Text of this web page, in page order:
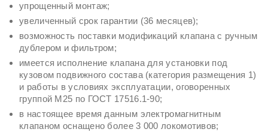
упрощенный монтаж;
увеличенный срок гарантии (36 месяцев);
возможность поставки модификаций клапана с ручным
дублером и фильтром;
имеется исполнение клапана для установки под
кузовом подвижного состава (категория размещения 1)
и работы в условиях эксплуатации, оговоренных
группой М25 по ГОСТ 17516.1-90;
в настоящее время данным электромагнитным
клапаном оснащено более 3 000 локомотивов;